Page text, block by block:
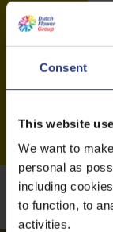
Consent
This website
We want to
personal as
including
to function, to
activities.
Meer